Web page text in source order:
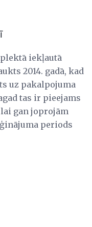
iekļautā
2014. gadā, kad
uz pakalpojuma
tas ir pieejams
gan joprojām
periods